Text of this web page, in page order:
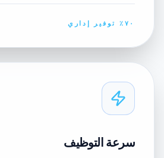
٧٠٪ توفير إداري
سرعة التوظيف